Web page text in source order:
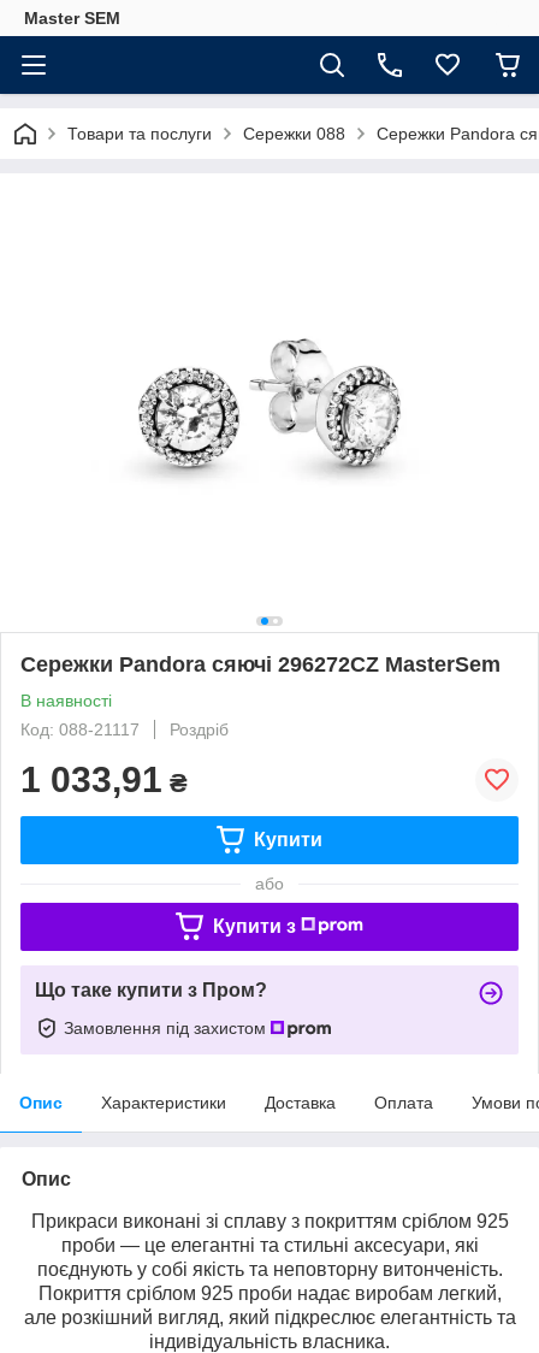
Master SEM
Товари та послуги Сережки 088 Сережки Pandora
Сережки Pandora сяючі 296272CZ MasterSem
В наявності
Код: 088-21117
Роздріб
1 033,91 ₴
Купити
або
Купити з
Що таке купити з Пром?
Замовлення під захистом
Опис Характеристики Доставка Оплата Умови
Опис
Прикраси виконані зі сплаву з покриттям сріблом 925
проби — це елегантні та стильні аксесуари, які
поєднують у собі якість та неповторну витонченість.
Покриття сріблом 925 проби надає виробам легкий,
але розкішний вигляд, який підкреслює елегантність та
індивідуальність власника.